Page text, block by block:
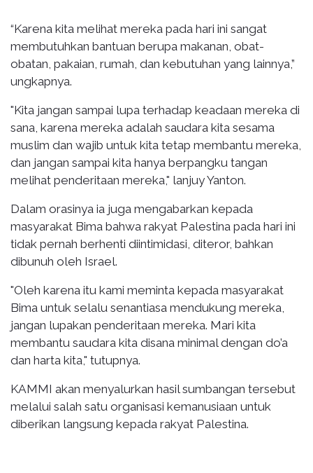
“Karena kita melihat mereka pada hari ini sangat
membutuhkan bantuan berupa makanan, obat-
obatan, pakaian, rumah, dan kebutuhan yang lainnya,”
ungkapnya.
"Kita jangan sampai lupa terhadap keadaan mereka di
sana, karena mereka adalah saudara kita sesama
muslim dan wajib untuk kita tetap membantu mereka,
dan jangan sampai kita hanya berpangku tangan
melihat penderitaan mereka," lanjuy Yanton.
Dalam orasinya ia juga mengabarkan kepada
masyarakat Bima bahwa rakyat Palestina pada hari ini
tidak pernah berhenti diintimidasi, diteror, bahkan
dibunuh oleh Israel.
"Oleh karena itu kami meminta kepada masyarakat
Bima untuk selalu senantiasa mendukung mereka,
jangan lupakan penderitaan mereka. Mari kita
membantu saudara kita disana minimal dengan do’a
dan harta kita," tutupnya.
KAMMI akan menyalurkan hasil sumbangan tersebut
melalui salah satu organisasi kemanusiaan untuk
diberikan langsung kepada rakyat Palestina.